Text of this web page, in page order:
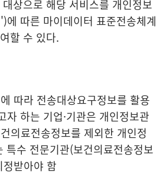
상으로 해당 서비스를 개인정보
에 따른 마이데이터 표준전송체계
할 수 있다.
따라 전송대상요구정보를 활용
자 하는 기업·기관은 개인정보관
의료전송정보를 제외한 개인정
특수 전문기관(보건의료전송정보
정받아야 함